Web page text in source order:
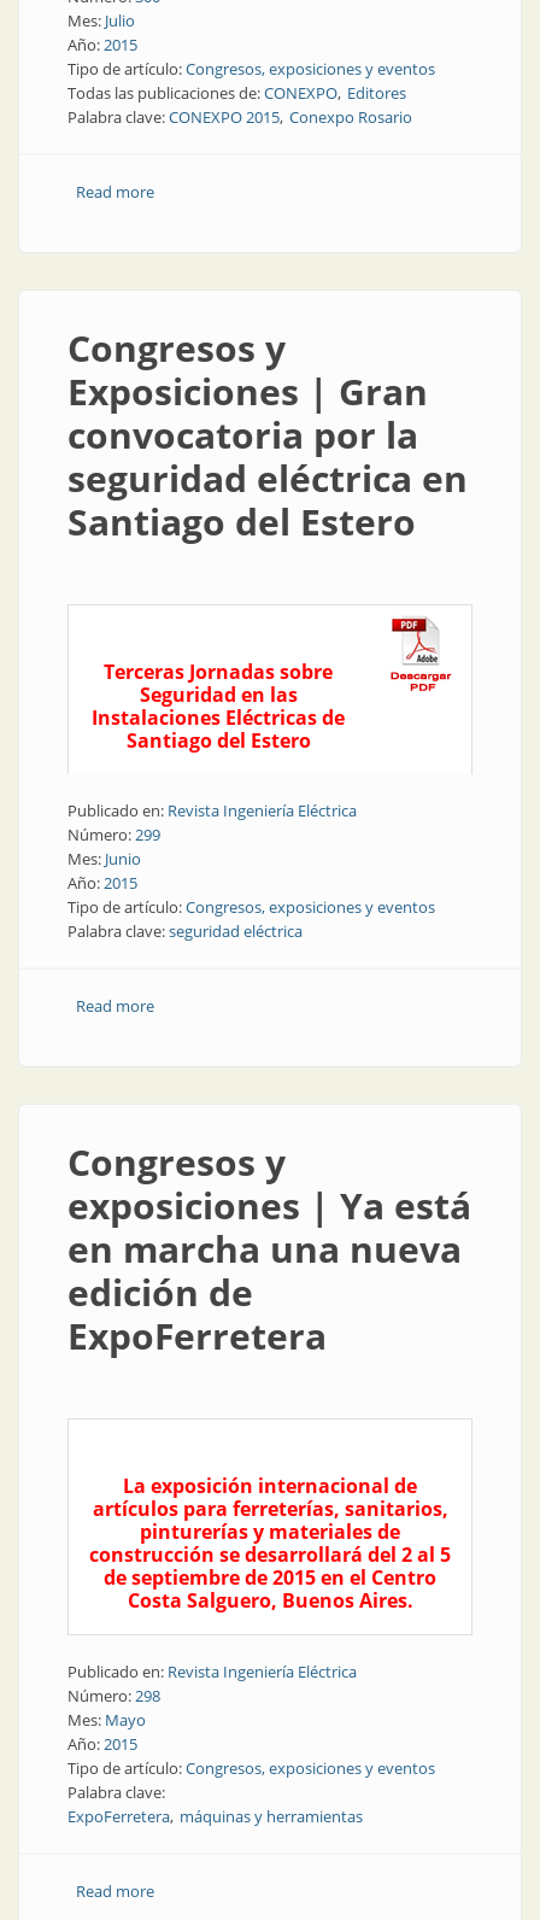
Mes: Julio
Año:2015
Tipo de artículo:Congresos, exposiciones y eventos
Todas las publicaciones de:CONEXPO Editores
Palabra clave:CONEXPO 2015 Conexpo Rosario
Read moreabout Conexpo | Gran éxito en la CONEXPO del año
Congresos y
Exposiciones | Gran
convocatoria por la
seguridad eléctrica en
Santiago del Estero
Terceras Jornadas sobre
Seguridad en las
Instalaciones Eléctricas de
Santiago del Estero
Publicado en: Revista Ingeniería Eléctrica
Número:299
Mes: Junio
Año:2015
Tipo de artículo:Congresos, exposiciones y eventos
Palabra clave:seguridad eléctrica
Read moreabout Congresos y Exposiciones | Gran convocatoria
Congresos y
exposiciones | Ya está
en marcha una nueva
edición de
ExpoFerretera
La exposición internacional de
artículos para ferreterías, sanitarios,
pinturerías y materiales de
construcción se desarrollará del 2 al 5
de septiembre de 2015 en el Centro
Costa Salguero, Buenos Aires.
Publicado en: Revista Ingeniería Eléctrica
Número:298
Mes: Mayo
Año:2015
Tipo de artículo:Congresos, exposiciones y eventos
Palabra clave:
ExpoFerretera máquinas y herramientas
Read moreabout Congresos y exposiciones | Ya está en marcha